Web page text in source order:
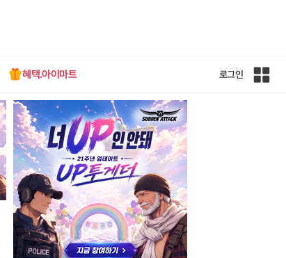
혜택.아이마트 로그인
인